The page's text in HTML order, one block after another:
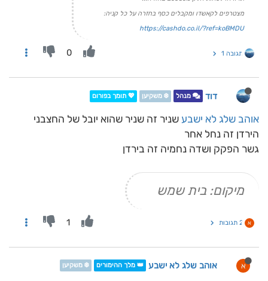
מצטרפים לקאשדו ומקבלים כסף בחזרה על כל קניה:
https://cashdo.co.il/?ref=koBMDU
תגובה 1 0
דוד מנהל ❄️ משקיען 💖 תומך בפורום
אוהב שלג לא ישבע שניר זה שניר שהוא יובל של החצבני
הירדן זה נחל אחר
גשר הפקק ושדה נחמיה זה בירדן
מיקום: בית שמש
א 2 תגובות 1
א אוהב שלג לא ישבע 👑 מלך ההימורים ❄️ משקיען